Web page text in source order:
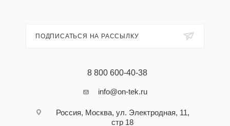
ПОДПИСАТЬСЯ НА РАССЫЛКУ
8 800 600-40-38
info@on-tek.ru
Россия, Москва, ул. Электродная, 11,
стр 18